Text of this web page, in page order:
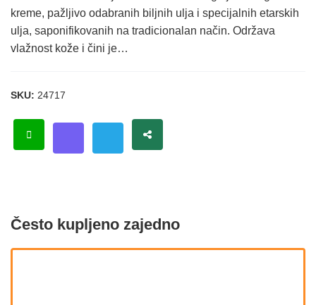
kreme, pažljivo odabranih biljnih ulja i specijalnih etarskih
ulja, saponifikovanih na tradicionalan način. Održava
vlažnost kože i čini je…
SKU: 24717
Često kupljeno zajedno